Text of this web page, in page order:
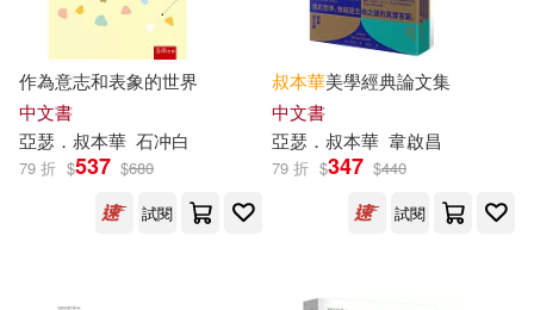
新雨(4) 中國商業出版社(2)
作為意志和表象的世界
中文書
亞瑟 ． 叔本華 石冲白
79 折 $537 $680
試閱
叔本華美學經典論文集
中文書
亞瑟 ． 叔本華 韋啟昌
79 折 $347 $440
試閱